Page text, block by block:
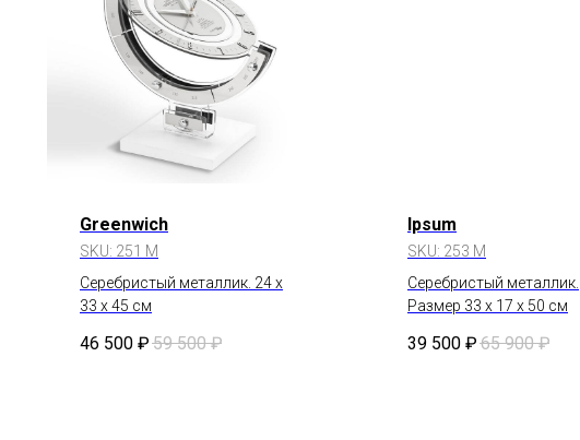
Greenwich
SKU: 251 M
Серебристый металлик. 24 x
33 x 45 см
46 500 ₽ 59 500 ₽
Ipsum
SKU: 253 M
Серебристый металлик.
Размер 33 x 17 x 50 см
39 500 ₽ 65 900 ₽